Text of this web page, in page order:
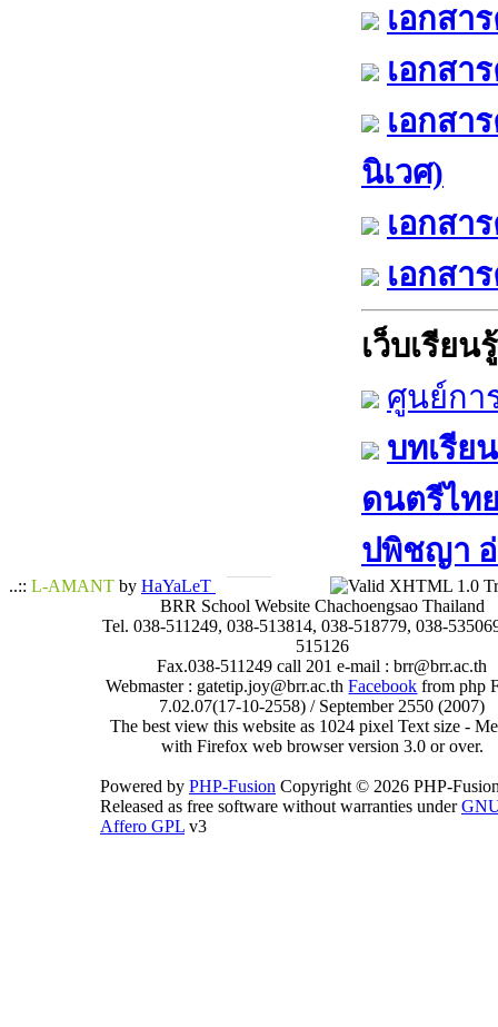
เอกสา
เอกสา
เอกสา
นิเวศ)
เอกสา
เอกสา
เว็บเรียนรู้
ศูนย์กา
บทเรีย
ดนตรีไท
ปพิชญา​ อ่
..:: L-AMANT by HaYaLeT
BRR School Website Chachoengsao Thailand
Tel. 038-511249, 038-513814, 038-518779, 038-
515126
Fax.038-511249 call 201 e-mail : brr@brr.ac.th
Webmaster : gatetip.joy@brr.ac.thFacebook from php
7.02.07(17-10-2558) / September 2550 (2007)
The best view this website as 1024 pixel Text size -
with Firefox web browser version 3.0 or over.
Powered by PHP-Fusion Copyright © 2026 PHP-
Released as free software without warranties under
Affero GPL v3